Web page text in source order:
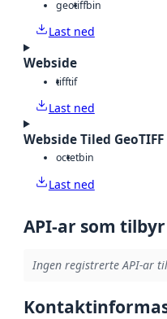
geotiffbin
Last ned
Webside
tifftif
Last ned
Webside Tiled GeoTIFF
octetbin
Last ned
API-ar som
Ingen registrerte API-ar